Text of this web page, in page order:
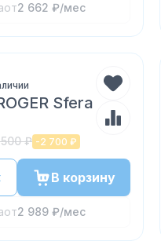
от2 662 ₽/мес
Sfera
₽ -2 700 ₽
В корзину
от2 989 ₽/мес